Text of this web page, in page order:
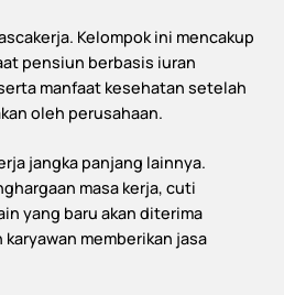
Kelompok ini mencakup
pensiun berbasis iuran
manfaat kesehatan setelah
oleh perusahaan.
jangka panjang lainnya.
masa kerja, cuti
yang baru akan diterima
memberikan jasa